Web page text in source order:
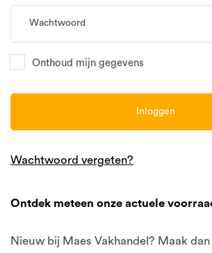
Wachtwoord
Onthoud mijn gegevens
Inloggen
Wachtwoord vergeten?
Ontdek meteen onze actuele
Nieuw bij Maes Vakhandel? Maak dan